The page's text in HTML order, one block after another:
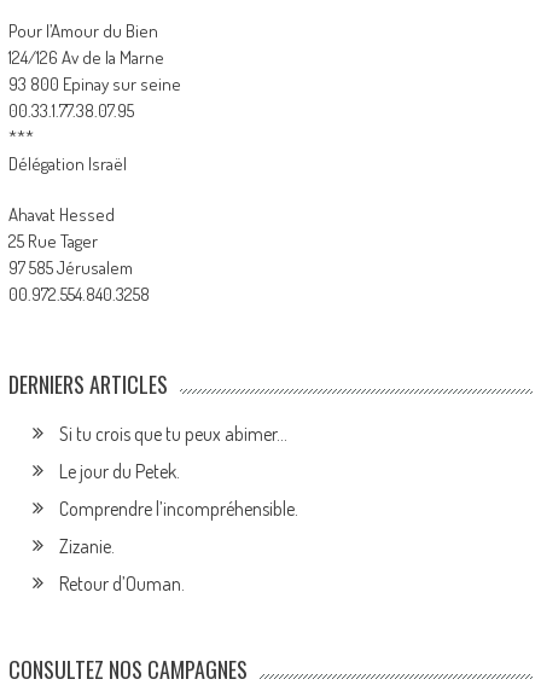
Pour l’Amour du Bien
124/126 Av de la Marne
93 800 Epinay sur seine
00.33.1.77.38.07.95
***
Délégation Israël
Ahavat Hessed
25 Rue Tager
97 585 Jérusalem
00.972.554.840.3258
DERNIERS ARTICLES
Si tu crois que tu peux abimer…
Le jour du Petek.
Comprendre l’incompréhensible.
Zizanie.
Retour d’Ouman.
CONSULTEZ NOS CAMPAGNES